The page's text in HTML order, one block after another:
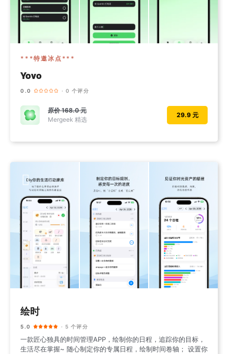
***特邀冰点***
Yovo
0.0 · 0 个评分
原价168.0 元
Mergeek 精选
29.9 元
绘时
5.0 · 5 个评分
一款匠心独具的时间管理APP，绘制你的日程，追踪你的目标，
生活尽在掌握~ 随心制定你的专属日程，绘制时间卷轴； 设置你